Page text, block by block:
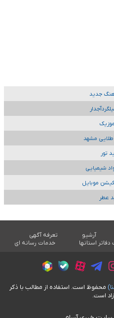
جدید
مشهد
تور
شیمیایی
موبایل
عطر
آرشیو
تعرفه آگهی
استانها خدمات رسانه ای
محفوظ است. استفاده از مطالب با ذکر
است.